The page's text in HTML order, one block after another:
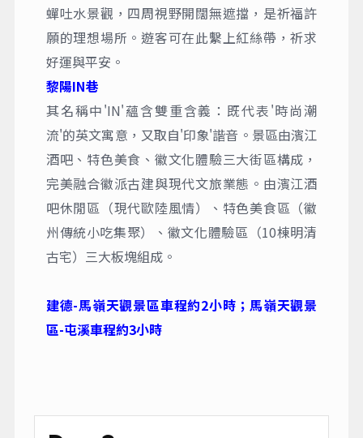
蟬吐水景觀，四周視野開闊無遮擋，是祈福許
願的理想場所。遊客可在此繫上紅絲帶，祈求
好運與平安。
黎陽IN巷
其名稱中'IN'蘊含雙重含義：既代表'時尚潮
流'的英文寓意，又取自'印象'諧音。景區由濱江
酒吧、特色美食、徽文化體驗三大街區構成，
完美融合徽派古建與現代文旅業態。由濱江酒
吧休閒區（現代歐陸風情）、特色美食區（徽
州傳統小吃集聚）、徽文化體驗區（10棟明清
古宅）三大板塊組成。
建德-馬嶺天觀景區車程約2小時；馬嶺天觀景
區-屯溪車程約3小時